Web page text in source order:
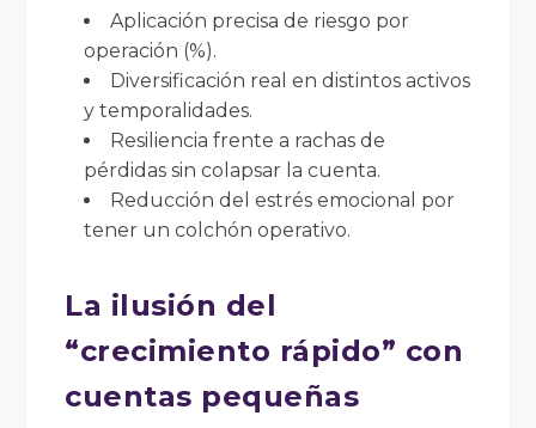
Aplicación precisa de riesgo por
operación (%).
Diversificación real en distintos activos
y temporalidades.
Resiliencia frente a rachas de
pérdidas sin colapsar la cuenta.
Reducción del estrés emocional por
tener un colchón operativo.
La ilusión del
“crecimiento rápido” con
cuentas pequeñas